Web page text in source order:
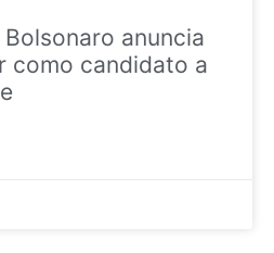
anuncia
como candidato a